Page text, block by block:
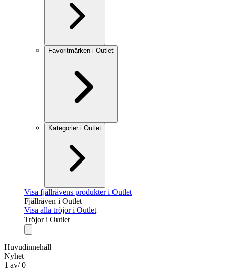
Favoritmärken i Outlet
Kategorier i Outlet
Visa fjällrävens produkter i Outlet
Fjällräven i Outlet
Visa alla tröjor i Outlet
Tröjor i Outlet
Huvudinnehåll
Nyhet
1 av/ 0